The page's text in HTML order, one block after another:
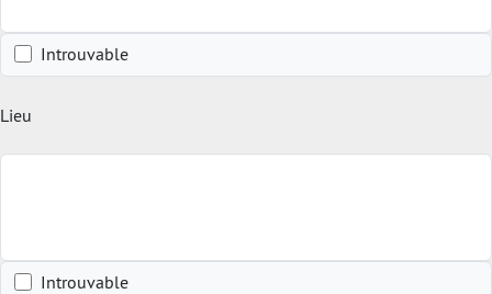
Introuvable
Lieu
Introuvable